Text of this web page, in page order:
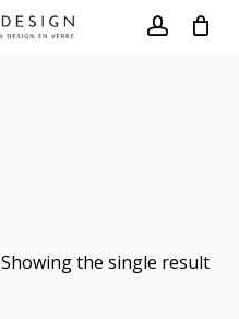
Showing the single result